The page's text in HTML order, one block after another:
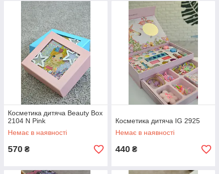
Косметика дитяча Beauty Box
2104 N Pink
Немає в наявності
570 ₴
Косметика дитяча IG 2925
Немає в наявності
440 ₴